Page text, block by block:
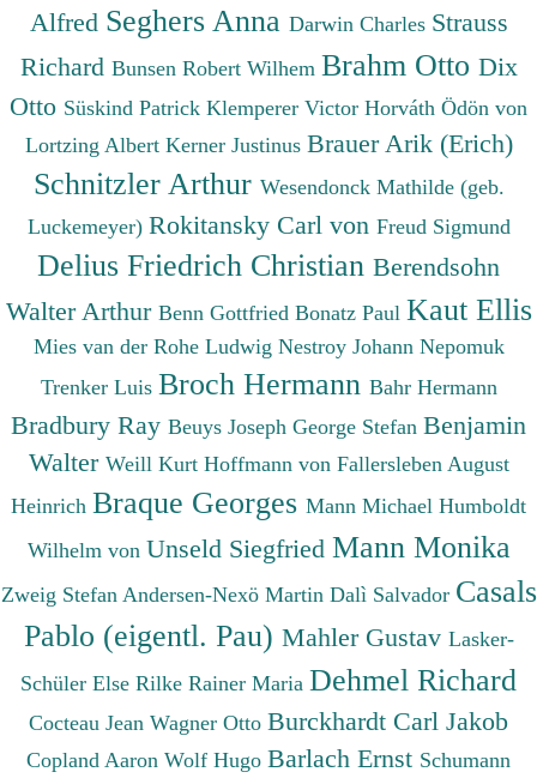
Alfred Seghers Anna Darwin Charles Strauss
Richard Bunsen Robert Wilhem Brahm Otto Dix
Otto Süskind Patrick Klemperer Victor Horváth Ödön von
Lortzing Albert Kerner Justinus Brauer Arik (Erich)
Schnitzler Arthur Wesendonck Mathilde (geb.
Luckemeyer) Rokitansky Carl von Freud Sigmund
Delius Friedrich Christian Berendsohn
Walter Arthur Benn Gottfried Bonatz Paul Kaut Ellis
Mies van der Rohe Ludwig Nestroy Johann Nepomuk
Trenker Luis Broch Hermann Bahr Hermann
Bradbury Ray Beuys Joseph George Stefan Benjamin
Walter Weill Kurt Hoffmann von Fallersleben August
Heinrich Braque Georges Mann Michael Humboldt
Wilhelm von Unseld Siegfried Mann Monika
Zweig Stefan Andersen-Nexö Martin Dalì Salvador Casals
Pablo (eigentl. Pau) Mahler Gustav Lasker-
Schüler Else Rilke Rainer Maria Dehmel Richard
Cocteau Jean Wagner Otto Burckhardt Carl Jakob
Copland Aaron Wolf Hugo Barlach Ernst Schumann